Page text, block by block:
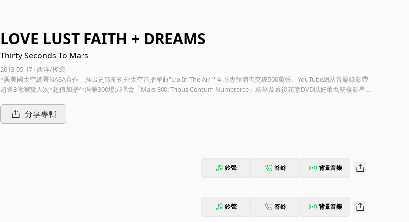
LOVE LUST FAITH + DREAMS
Thirty Seconds To Mars
2013-05-17 · 西洋/搖滾
*與美國太空總署NASA合作，推出史無前例外太空首播單曲"Up In The Air"*全球專輯銷售突破500萬張、YouTube網站音樂錄影帶
超過3億瀏覽人次*超值加贈生涯第300場演唱會「Mars 300: Tribus Centum Numerarae」精華及幕後花絮DVD以好萊塢雙棲影星J
於1998年，現任團員還包括2003年加入的Tomo Miličević（*主奏吉他/鍵盤）。自闖蕩搖滾叢林以來，全球專輯銷售突破500萬
張，音樂錄影帶在YouTube網站總計吸引超過3億瀏覽人次，作品榮獲12座來自美國、歐洲、亞洲、拉丁美洲的MTV音樂獎，他們
l"還寫下在全美現代搖滾樂電台點播榜停留超過50週的歷史新紀錄，"From Yesterday"則是首支前往中國拍攝的音樂錄影帶，而同
「Into The Wild」世界巡迴演唱會，足跡踏遍六大洲、近60個國家，舉行311場演唱會，吸引300萬名樂迷共襄盛舉，這次巡演也
分享專輯
鈴聲 答鈴 背景音樂
鈴聲 答鈴 背景音樂